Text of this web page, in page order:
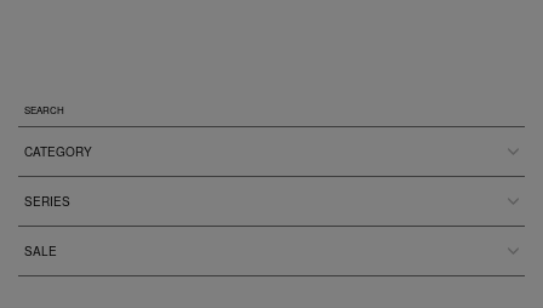
SEARCH
CATEGORY
SERIES
SALE